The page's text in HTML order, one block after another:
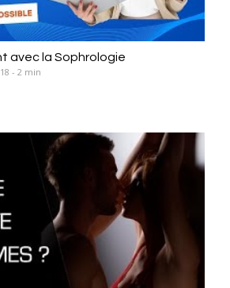
avec la Sophrologie
- 2 min